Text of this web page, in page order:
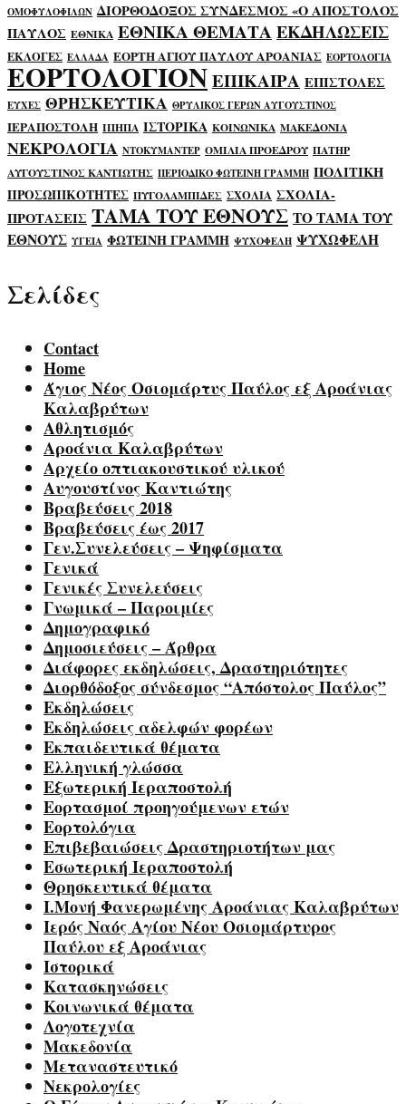
ΟΜΟΦΥΛΟΦΙΛΩΝ ΔΙΟΡΘΟΔΟΞΟΣ ΣΥΝΔΕΣΜΟΣ «Ο ΑΠΟΣΤΟΛΟΣ
ΠΑΥΛΟΣ ΕΘΝΙΚΑ ΕΘΝΙΚΑ ΘΕΜΑΤΑΕΚΔΗΛΩΣΕΙΣ
ΕΚΛΟΓΕΣ ΕΛΛΑΔΑ ΕΟΡΤΗ ΑΓΙΟΥ ΠΑΥΛΟΥ ΑΡΟΑΝΙΑΣ ΕΟΡΤΟΛΟΓΙΑ
ΕΟΡΤΟΛΟΓΙΟΝΕΠΙΚΑΙΡΑ ΕΠΙΣΤΟΛΕΣ
ΕΥΧΕΣ ΘΡΗΣΚΕΥΤΙΚΑ ΘΡΥΛΙΚΟΣ ΓΕΡΩΝ ΑΥΓΟΥΣΤΙΝΟΣ
ΙΕΡΑΠΟΣΤΟΛΗ ΙΠΗΠΑ ΙΣΤΟΡΙΚΑ ΚΟΙΝΩΝΙΚΑ ΜΑΚΕΔΟΝΙΑ
ΝΕΚΡΟΛΟΓΙΑ ΝΤΟΚΥΜΑΝΤΕΡ ΟΜΙΛΙΑ ΠΡΟΕΔΡΟΥ ΠΑΤΗΡ
ΑΥΓΟΥΣΤΙΝΟΣ ΚΑΝΤΙΩΤΗΣ ΠΕΡΙΟΔΙΚΟ ΦΩΤΕΙΝΗ ΓΡΑΜΜΗ ΠΟΛΙΤΙΚΗ
ΠΡΟΣΩΠΙΚΟΤΗΤΕΣ ΠΥΓΟΛΑΜΠΙΔΕΣ ΣΧΟΛΙΑ ΣΧΟΛΙΑ-
ΠΡΟΤΑΣΕΙΣ ΤΑΜΑ ΤΟΥ ΕΘΝΟΥΣ ΤΟ ΤΑΜΑ ΤΟΥ
ΕΘΝΟΥΣ ΥΓΕΙΑ ΦΩΤΕΙΝΗ ΓΡΑΜΜΗ ΨΥΧΟΦΕΛΗ ΨΥΧΩΦΕΛΗ
Σελίδες
Contact
Home
Άγιος Νέος Οσιομάρτυς Παύλος εξ Αροάνιας
Καλαβρύτων
Αθλητισμός
Αροάνια Καλαβρύτων
Αρχείο οπτιακουστικού υλικού
Αυγουστίνος Καντιώτης
Βραβεύσεις 2018
Βραβεύσεις έως 2017
Γεν.Συνελεύσεις – Ψηφίσματα
Γενικά
Γενικές Συνελεύσεις
Γνωμικά – Παροιμίες
Δημογραφικό
Δημοσιεύσεις – Άρθρα
Διάφορες εκδηλώσεις, Δραστηριότητες
Διορθόδοξος σύνδεσμος “Απόστολος Παύλος”
Εκδηλώσεις
Εκδηλώσεις αδελφών φορέων
Εκπαιδευτικά θέματα
Ελληνική γλώσσα
Εξωτερική Ιεραποστολή
Εορτασμοί προηγούμενων ετών
Εορτολόγια
Επιβεβαιώσεις Δραστηριοτήτων μας
Εσωτερική Ιεραποστολή
Θρησκευτικά θέματα
Ι.Μονή Φανερωμένης Αροάνιας Καλαβρύτων
Ιερός Ναός Αγίου Νέου Οσιομάρτυρος
Παύλου εξ Αροάνιας
Ιστορικά
Κατασκηνώσεις
Κοινωνικά θέματα
Λογοτεχνία
Μακεδονία
Μεταναστευτικό
Νεκρολογίες